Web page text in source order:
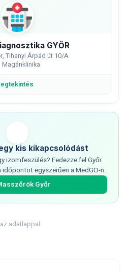
GYŐR
Tihanyi Árpád út 10/A
Magánklinika
kis kikapcsolódást
izomfeszülés? Fedezze fel Győr
egyszerűen a MedGO-n.
Győr
adatlappal